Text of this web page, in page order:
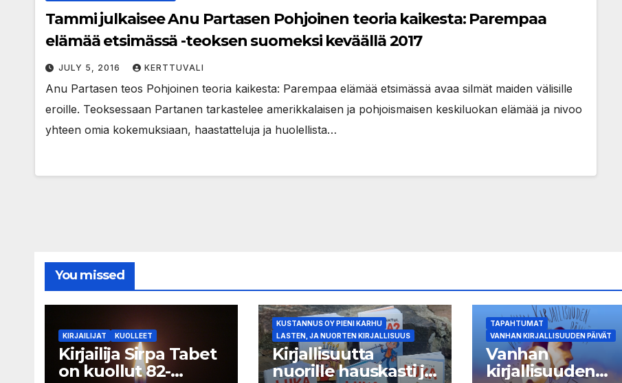
Tammi julkaisee Anu Partasen Pohjoinen teoria kaikesta: Parempaa
elämää etsimässä -teoksen suomeksi keväällä 2017
JULY 5, 2016 KERTTUVALI
Anu Partasen teos Pohjoinen teoria kaikesta: Parempaa elämää etsimässä avaa silmät maiden välisille
eroille. Teoksessaan Partanen tarkastelee amerikkalaisen ja pohjoismaisen keskiluokan elämää ja nivoo
yhteen omia kokemuksiaan, haastatteluja ja huolellista…
You missed
KIRJAILIJAT KUOLLEET
Kirjailija Sirpa Tabet
on kuollut 82-
KUSTANNUS OY PIENI KARHU
LASTEN, JA NUORTEN KIRJALLISUUS
Kirjallisuutta
nuorille hauskasti ja
TAPAHTUMAT
VANHAN KIRJALLISUUDEN PÄIVÄT
Vanhan
kirjallisuuden